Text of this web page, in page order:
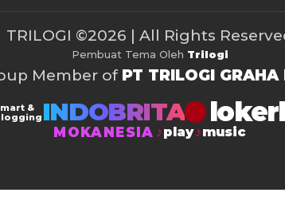
TRILOGI ©2026 | All Rights
Pembuat Tema Oleh Trilogi
Member of PT TRILOGI GRAHA
&
INDOBRITA
MOKANESIA play music